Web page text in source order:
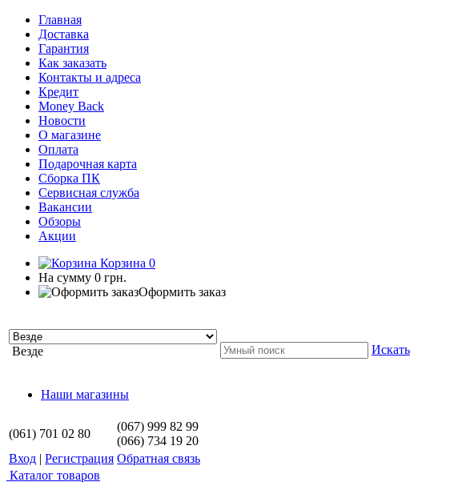
Главная
Доставка
Гарантия
Как заказать
Контакты и адреса
Кредит
Money Back
Новости
О магазине
Оплата
Подарочная карта
Сборка ПК
Сервисная служба
Вакансии
Обзоры
Акции
Корзина 0
На сумму 0 грн.
Оформить заказ
Везде Искать
Наши магазины
(061) 701 02 80
(067) 999 82 99
(066) 734 19 20
Вход | Регистрация Обратная связь
Каталог товаров